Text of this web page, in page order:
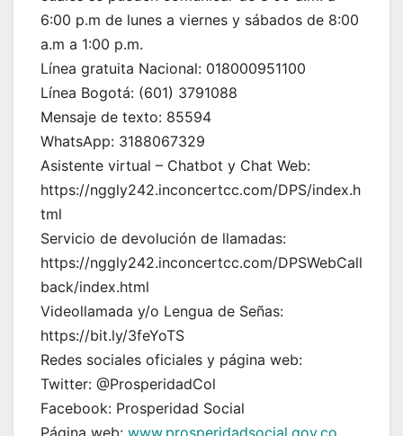
6:00 p.m de lunes a viernes y sábados de 8:00
a.m a 1:00 p.m.
Línea gratuita Nacional: 018000951100
Línea Bogotá: (601) 3791088
Mensaje de texto: 85594
WhatsApp: 3188067329
Asistente virtual – Chatbot y Chat Web:
https://nggly242.inconcertcc.com/DPS/index.h
tml
Servicio de devolución de llamadas:
https://nggly242.inconcertcc.com/DPSWebCall
back/index.html
Videollamada y/o Lengua de Señas:
https://bit.ly/3feYoTS
Redes sociales oficiales y página web:
Twitter: @ProsperidadCol
Facebook: Prosperidad Social
Página web: www.prosperidadsocial.gov.co